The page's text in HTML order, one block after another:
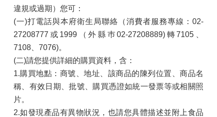
違規或過期）您可：
(一)打電話與本府衛生局聯絡（消費者服務專線：02-
27208777或1999（外縣巿02-27208889)轉7105、
7108、7076)。
(二)請您提供詳細的購買資料，含：
1.購買地點：商號、地址、該商品的陳列位置、商品名
稱、有效日期、批號、購買憑證如統一發票等或相關照
片。
2.如發現產品有異物狀況，也請您具體描述並附上食品